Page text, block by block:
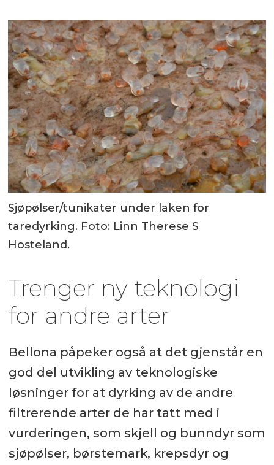
Sjøpølser/tunikater under laken for
taredyrking. Foto: Linn Therese S
Hosteland.
Trenger ny teknologi
for andre arter
Bellona påpeker også at det gjenstår en
god del utvikling av teknologiske
løsninger for at dyrking av de andre
filtrerende arter de har tatt med i
vurderingen, som skjell og bunndyr som
sjøpølser, børstemark, krepsdyr og